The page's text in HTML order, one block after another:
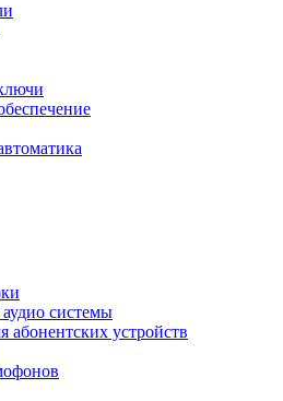
системы
абонентских устройств